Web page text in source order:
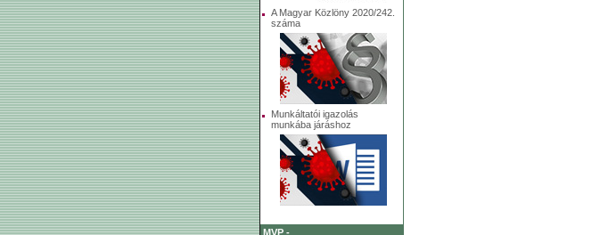
A Magyar Közlöny 2020/242.
száma
Munkáltatói igazolás
munkába járáshoz
MVP -